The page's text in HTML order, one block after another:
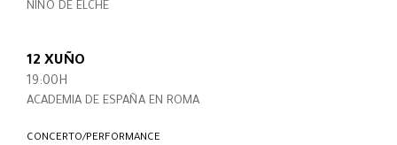
NIÑO DE ELCHE
12 XUÑO
19:00H
ACADEMIA DE ESPAÑA EN ROMA
CONCERTO/PERFORMANCE